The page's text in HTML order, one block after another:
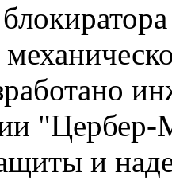
"Цербер-
и